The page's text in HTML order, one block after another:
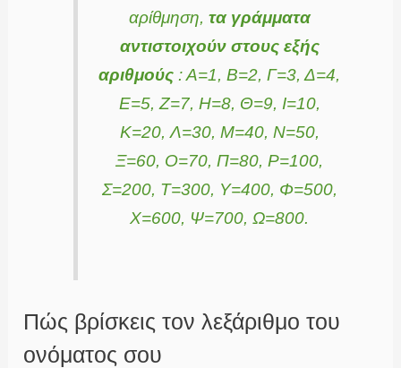
αρίθμηση, τα γράμματα
αντιστοιχούν στους εξής
αριθμούς : Α=1, Β=2, Γ=3, Δ=4,
Ε=5, Ζ=7, Η=8, Θ=9, Ι=10,
Κ=20, Λ=30, Μ=40, Ν=50,
Ξ=60, Ο=70, Π=80, Ρ=100,
Σ=200, Τ=300, Υ=400, Φ=500,
Χ=600, Ψ=700, Ω=800.
Πώς βρίσκεις τον λεξάριθμο του
ονόματος σου